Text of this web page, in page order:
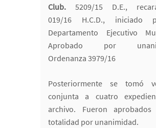
Club. 5209/15 D.E.,
019/16 H.C.D., iniciado
Departamento Ejecutivo
Aprobado por
Ordenanza 3979/16
Posteriormente se tomó
conjunta a cuatro
archivo. Fueron
totalidad por unanimidad.